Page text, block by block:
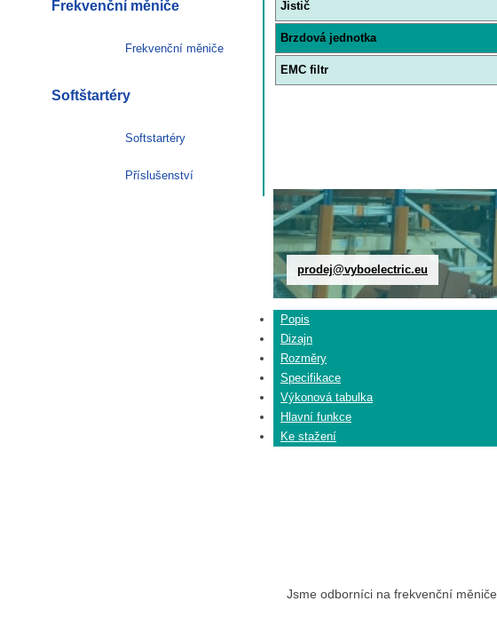
Jistič
Brzdová jednotka
EMC filtr
prodej@vyboelectric.eu
Popis
Dizajn
Rozměry
Specifikace
Výkonová tabulka
Hlavní funkce
Ke stažení
Jsme odborníci na frekvenční měniče
Frekvenční měniče
Frekvenční měniče
Softštartéry
Softstartéry
Příslušenství